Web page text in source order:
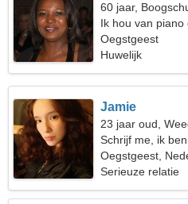
60 jaar,
Ik hou van piano
Oegstgeest
Huwelijk
Jamie
23 jaar oud,
Schrijf me, ik
Oegstgeest,
Serieuze relatie